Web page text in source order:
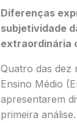
Diferenças
subjetividade
extraordinária
Quatro das dez
Ensino Médio
apresentarem
primeira